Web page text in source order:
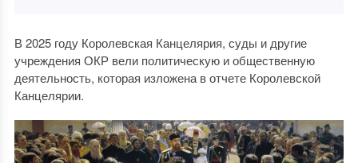
В 2025 году Королевская Канцелярия, суды и другие
учреждения ОКР вели политическую и общественную
деятельность, которая изложена в отчете Королевской
Канцелярии.